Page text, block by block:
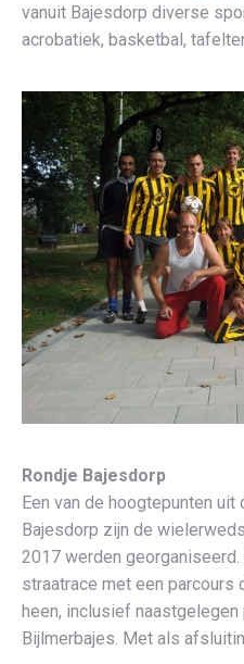
vanuit Bajesdorp diverse
acrobatiek, basketbal,
Rondje Bajesdorp
Een van de hoogtepunten
Bajesdorp zijn de
2017 werden georganiseerd.
straatrace met een parcours
heen, inclusief naastgelegen
Bijlmerbajes. Met als